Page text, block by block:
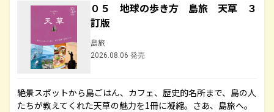
０５ 地球の歩き方 島旅 天草 ３
訂版
島旅
2026.08.06 発売
絶景スポットから島ごはん、カフェ、歴史的名所まで、島の人
たちが教えてくれた天草の魅力を1冊に凝縮。さあ、島旅へ。